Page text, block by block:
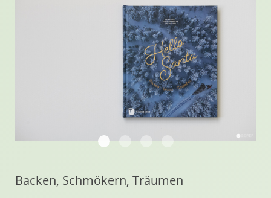
Hello Santa von Julia Cawley, Saskia
Hello Santa von Julia Cawley,
Hello Santa von Julia
Hello Santa von Julia
Backen, Schmökern, Träumen